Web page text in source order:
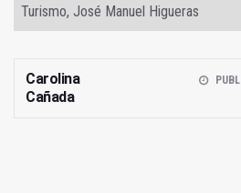
Turismo, José Manuel Higueras
Carolina
Cañada